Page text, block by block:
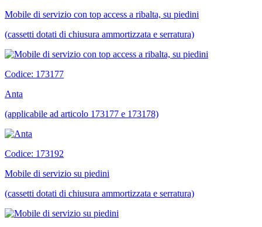
Mobile di servizio con top access a ribalta, su piedini
(cassetti dotati di chiusura ammortizzata e serratura)
Codice: 173177
Anta
(applicabile ad articolo 173177 e 173178)
Codice: 173192
Mobile di servizio su piedini
(cassetti dotati di chiusura ammortizzata e serratura)